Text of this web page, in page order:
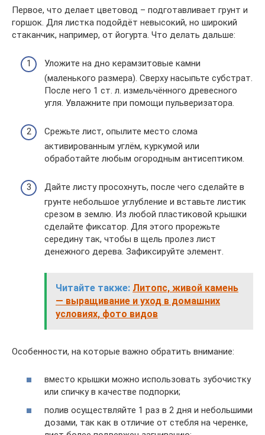
Первое, что делает цветовод – подготавливает грунт и
горшок. Для листка подойдёт невысокий, но широкий
стаканчик, например, от йогурта. Что делать дальше:
Уложите на дно керамзитовые камни
(маленького размера). Сверху насыпьте субстрат.
После него 1 ст. л. измельчённого древесного
угля. Увлажните при помощи пульверизатора.
Срежьте лист, опылите место слома
активированным углём, куркумой или
обработайте любым огородным антисептиком.
Дайте листу просохнуть, после чего сделайте в
грунте небольшое углубление и вставьте листик
срезом в землю. Из любой пластиковой крышки
сделайте фиксатор. Для этого прорежьте
середину так, чтобы в щель пролез лист
денежного дерева. Зафиксируйте элемент.
Читайте также: Литопс, живой камень
— выращивание и уход в домашних
условиях, фото видов
Особенности, на которые важно обратить внимание:
вместо крышки можно использовать зубочистку
или спичку в качестве подпорки;
полив осуществляйте 1 раз в 2 дня и небольшими
дозами, так как в отличие от стебля на черенке,